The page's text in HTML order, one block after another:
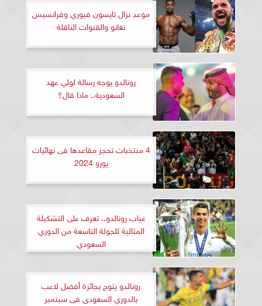
موعد نزال تايسون فيوري وفرانسيس
نغانو والقنوات الناقلة
رونالدو يوجه رسالة لولي عهد
السعودية.. ماذا قال؟
4 منتخبات تحجز مقاعدها فى نهائيات
يورو 2024
غياب رونالدو.. تعرف على التشكيلة
المثالية للجولة التاسعة من الدوري
السعودي
رونالدو يتوج بجائزة أفضل لاعب
بالدوري السعودى فى سبتمبر